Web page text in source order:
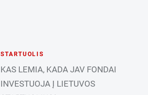
STARTUOLIS
KAS LEMIA, KADA JAV FONDAI
INVESTUOJA Į LIETUVOS